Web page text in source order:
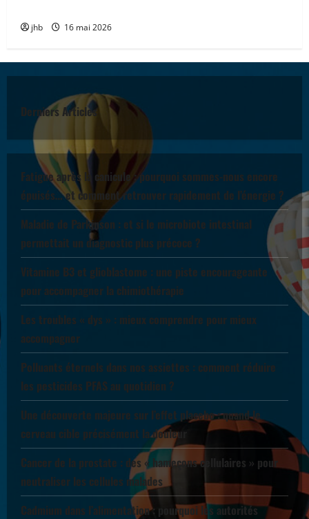
jhb 16 mai 2026
Derniers Articles
Fatigue après la canicule : pourquoi sommes-nous encore
épuisés… et comment retrouver rapidement de l’énergie ?
Maladie de Parkinson : et si le microbiote intestinal
permettait un diagnostic plus précoce ?
Vitamine B3 et glioblastome : une piste encourageante
pour accompagner la chimiothérapie
Les troubles « dys » : mieux comprendre pour mieux
accompagner
Polluants éternels dans nos assiettes : comment réduire
les pesticides PFAS au quotidien ?
Une découverte majeure sur l’effet placebo : quand le
cerveau cible précisément la douleur
Cancer de la prostate : des « hameçons cellulaires » pour
neutraliser les cellules malades
Cadmium dans l’alimentation : pourquoi les autorités